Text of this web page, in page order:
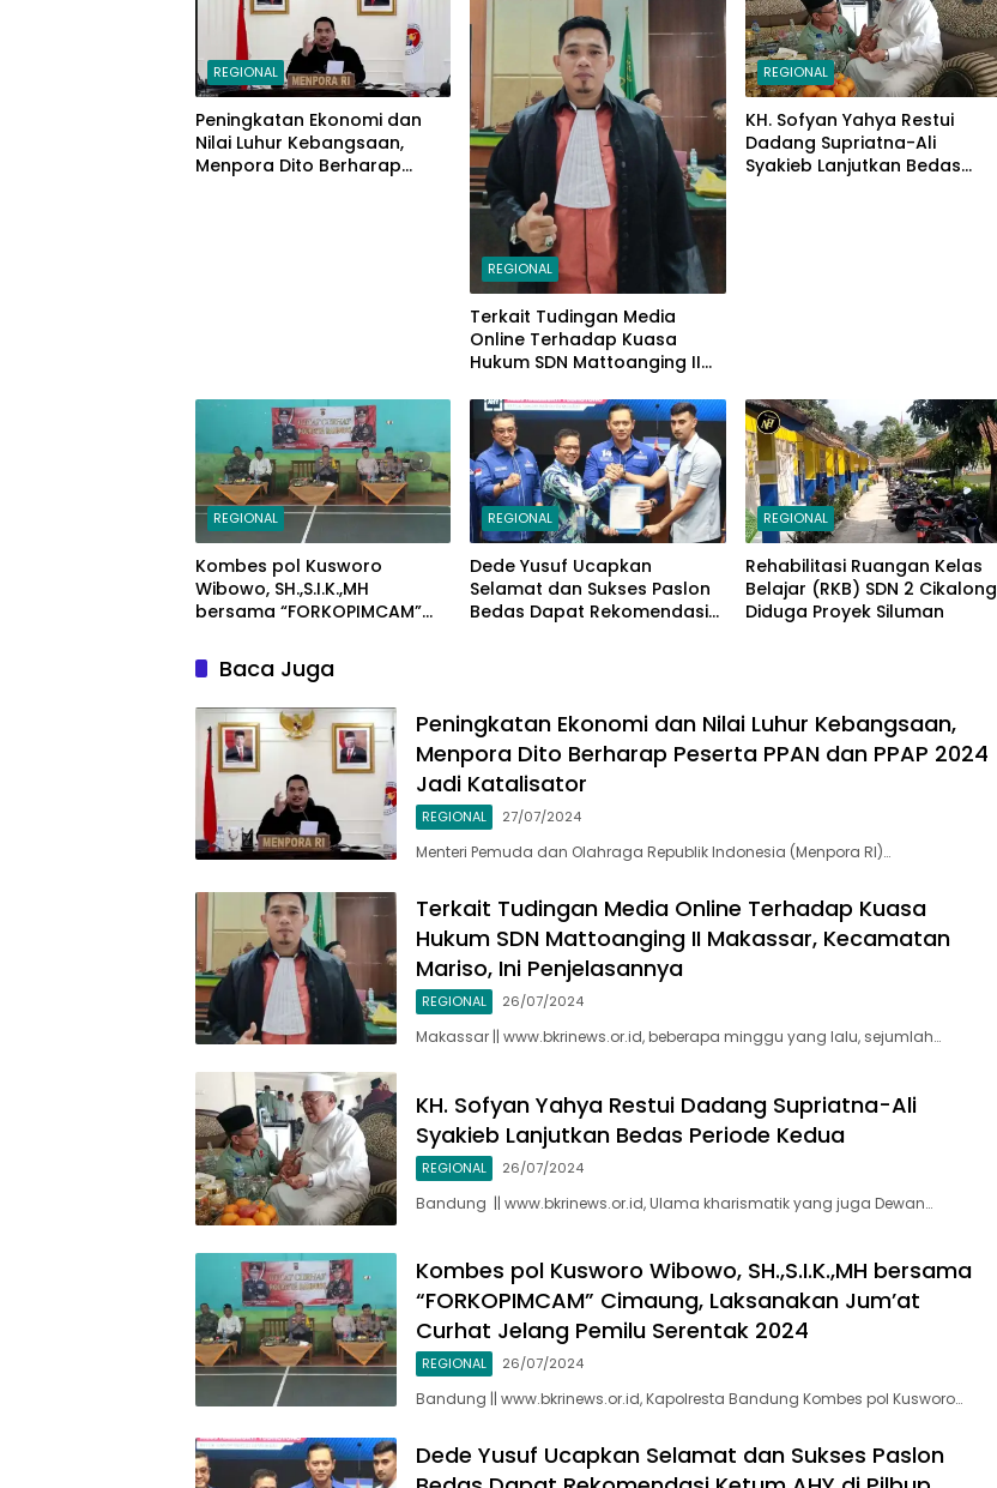
REGIONAL
Peningkatan Ekonomi dan
Nilai Luhur Kebangsaan,
Menpora Dito Berharap
REGIONAL
Terkait Tudingan Media
Online Terhadap Kuasa
Hukum SDN Mattoanging II
Mariso, Ini Penjelasannya
REGIONAL
KH. Sofyan Yahya Restui
Dadang Supriatna-Ali
Syakieb Lanjutkan Bedas
REGIONAL
Kombes pol Kusworo
Wibowo, SH.,S.I.K.,MH
bersama “FORKOPIMCAM”
Jum’at Curhat Jelang Pemilu
Serentak 2024
REGIONAL
Dede Yusuf Ucapkan
Selamat dan Sukses Paslon
Bedas Dapat Rekomendasi
REGIONAL
Rehabilitasi Ruangan Kelas
Belajar (RKB) SDN 2 Cikalong
Diduga Proyek Siluman
Baca Juga
Peningkatan Ekonomi dan Nilai Luhur Kebangsaan,
Menpora Dito Berharap Peserta PPAN dan PPAP 2024
Jadi Katalisator
REGIONAL 27/07/2024
Menteri Pemuda dan Olahraga Republik Indonesia (Menpora RI)…
Terkait Tudingan Media Online Terhadap Kuasa
Hukum SDN Mattoanging II Makassar, Kecamatan
Mariso, Ini Penjelasannya
REGIONAL 26/07/2024
Makassar || www.bkrinews.or.id, beberapa minggu yang lalu, sejumlah…
KH. Sofyan Yahya Restui Dadang Supriatna-Ali
Syakieb Lanjutkan Bedas Periode Kedua
REGIONAL 26/07/2024
Bandung || www.bkrinews.or.id, Ulama kharismatik yang juga Dewan…
Kombes pol Kusworo Wibowo, SH.,S.I.K.,MH bersama
“FORKOPIMCAM” Cimaung, Laksanakan Jum’at
Curhat Jelang Pemilu Serentak 2024
REGIONAL 26/07/2024
Bandung || www.bkrinews.or.id, Kapolresta Bandung Kombes pol Kusworo…
Dede Yusuf Ucapkan Selamat dan Sukses Paslon